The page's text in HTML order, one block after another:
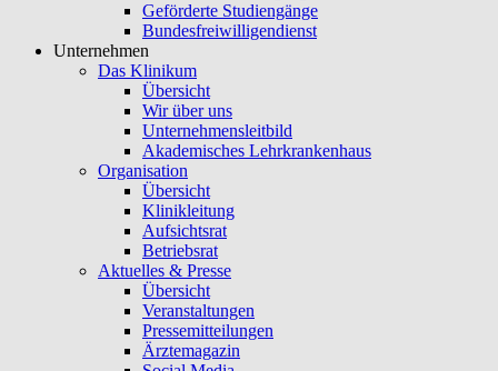
Geförderte Studiengänge
Bundesfreiwilligendienst
Unternehmen
Das Klinikum
Übersicht
Wir über uns
Unternehmensleitbild
Akademisches Lehrkrankenhaus
Organisation
Übersicht
Klinikleitung
Aufsichtsrat
Betriebsrat
Aktuelles & Presse
Übersicht
Veranstaltungen
Pressemitteilungen
Ärztemagazin